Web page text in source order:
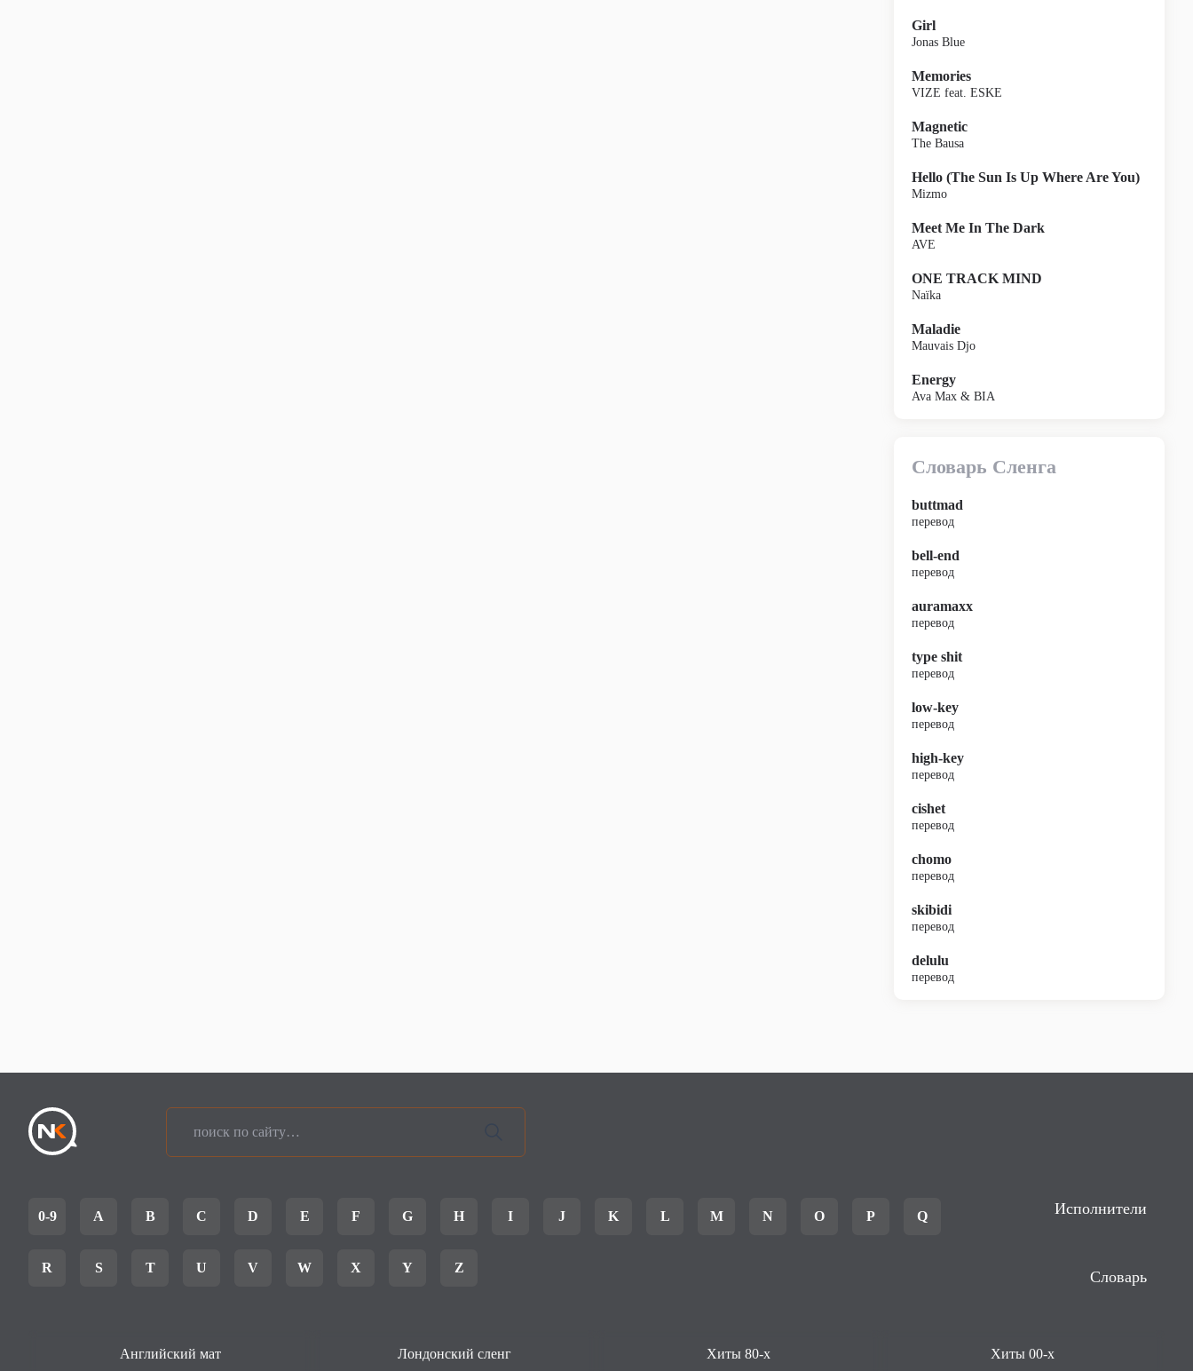
Girl
Jonas Blue
Memories
VIZE feat. ESKE
Magnetic
The Bausa
Hello (The Sun Is Up Where Are You)
Mizmo
Meet Me In The Dark
AVE
ONE TRACK MIND
Naïka
Maladie
Mauvais Djo
Energy
Ava Max & BIA
Словарь Сленга
buttmad
перевод
bell-end
перевод
auramaxx
перевод
type shit
перевод
low-key
перевод
high-key
перевод
cishet
перевод
chomo
перевод
skibidi
перевод
delulu
перевод
0-9 A B C D E F G H I J K L M N O P Q
R S T U V W X Y Z
Исполнители
Словарь
Английский мат Лондонский сленг Хиты 80-х Хиты 00-х